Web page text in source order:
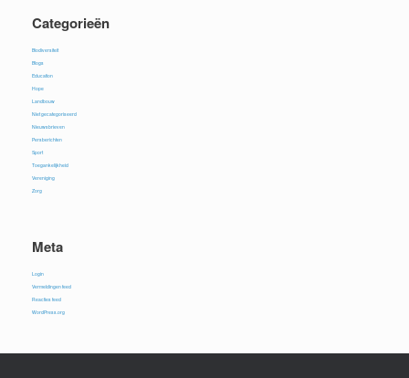
Categorieën
Biodiversiteit
Blogs
Education
Hope
Landbouw
Niet gecategoriseerd
Nieuwsbrieven
Persberichten
Sport
Toegankelijkheid
Vereniging
Zorg
Meta
Login
Vermeldingen feed
Reacties feed
WordPress.org